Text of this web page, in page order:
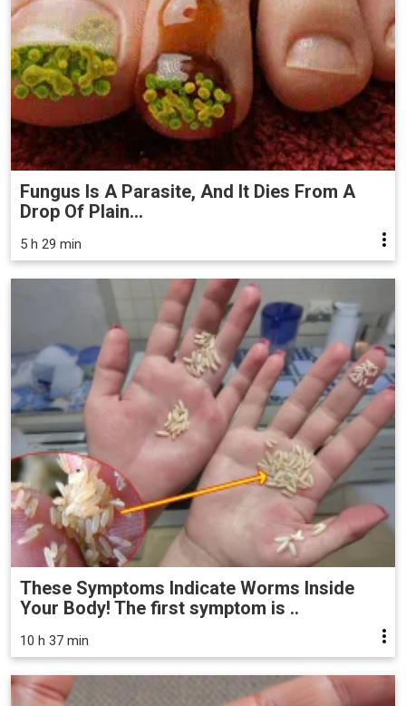
Fungus Is A Parasite, And It Dies From A
Drop Of Plain...
5 h 29 min
These Symptoms Indicate Worms Inside
Your Body! The first symptom is ..
10 h 37 min